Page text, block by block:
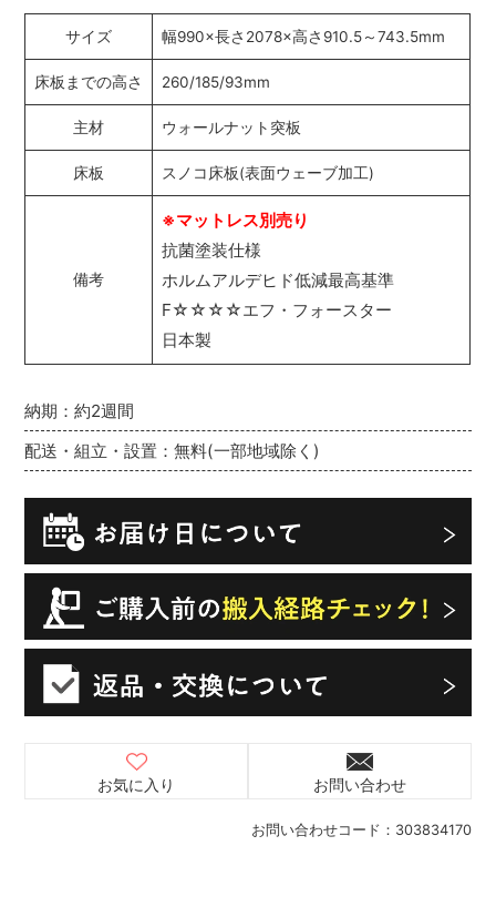
お問い合わせコード： 303834170
納期：約2週間
配送・組立・設置：無料(一部地域除く)
お気に入り お問い合わせ
サイズ 幅990×長さ2078×高さ910.5～743.5mm
床板までの高さ 260/185/93mm
主材 ウォールナット突板
床板 スノコ床板(表面ウェーブ加工)
備考
※マットレス別売り
抗菌塗装仕様
ホルムアルデヒド低減最高基準
F☆☆☆☆エフ・フォースター
日本製